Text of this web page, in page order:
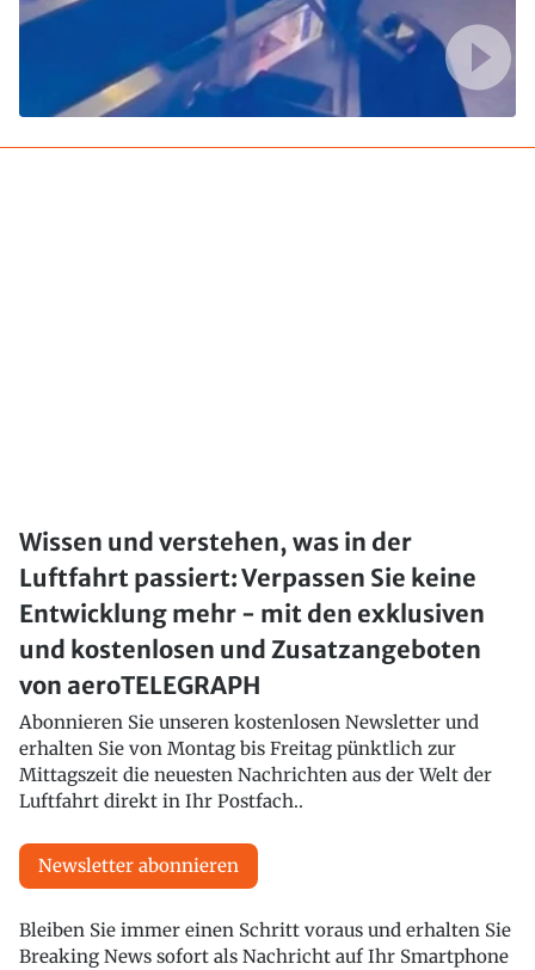
Wissen und verstehen, was in der
Luftfahrt passiert: Verpassen Sie keine
Entwicklung mehr - mit den exklusiven
und kostenlosen und Zusatzangeboten
von aeroTELEGRAPH
Abonnieren Sie unseren kostenlosen Newsletter und
erhalten Sie von Montag bis Freitag pünktlich zur
Mittagszeit die neuesten Nachrichten aus der Welt der
Luftfahrt direkt in Ihr Postfach..
Newsletter abonnieren
Bleiben Sie immer einen Schritt voraus und erhalten Sie
Breaking News sofort als Nachricht auf Ihr Smartphone